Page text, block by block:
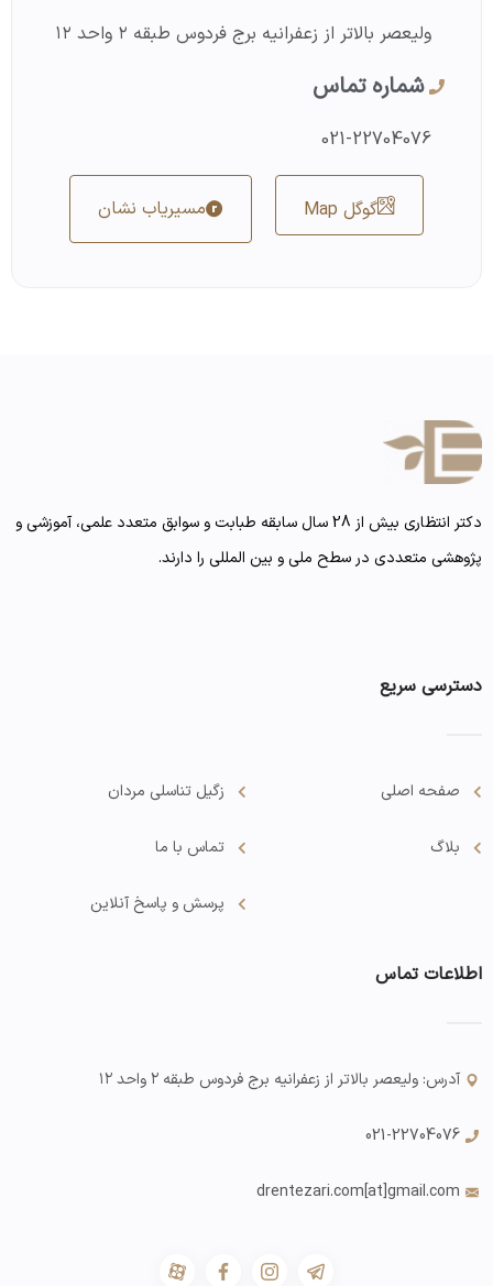
ولیعصر بالاتر از زعفرانیه برج فردوس طبقه ۲ واحد ۱۲
شماره تماس
021-22704076
گوگل Map مسیریاب نشان
دکتر انتظاری بیش از 28 سال سابقه طبابت و سوابق متعدد علمی، آموزشی و
پژوهشی متعددی در سطح ملی و بین المللی را دارند.
دسترسی سریع
صفحه اصلی
بلاگ
زگیل تناسلی مردان
تماس با ما
پرسش و پاسخ آنلاین
اطلاعات تماس
آدرس: ولیعصر بالاتر از زعفرانیه برج فردوس طبقه ۲ واحد ۱۲
021-22704076
drentezari.com[at]gmail.com